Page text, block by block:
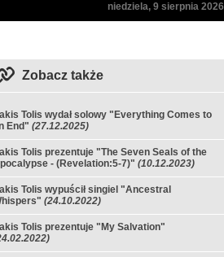
niedziela, 9 sierpnia 2026
Zobacz także
Tolis wydał solowy "Everything Comes to
End" (27.12.2025)
Tolis prezentuje "The Seven Seals of the
- (Revelation:5-7)" (10.12.2023)
Tolis wypuścił singiel "Ancestral
(24.10.2022)
Tolis prezentuje "My Salvation"